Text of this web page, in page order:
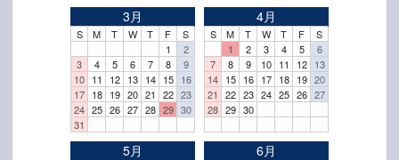
3月
S M T W T F
S
1
2
3
4 5 6 7 8
9
10 11 12 13 14 15 16
17 18 19 20 21 22 23
24 25 26 27 28 29 30
31
4月
S M T W T F
S
1
2 3 4 5
6
7
8 9 10 11 12 13
14 15 16 17 18 19 20
21
22 23 24 25 26 27
28 29 30
5月 6月